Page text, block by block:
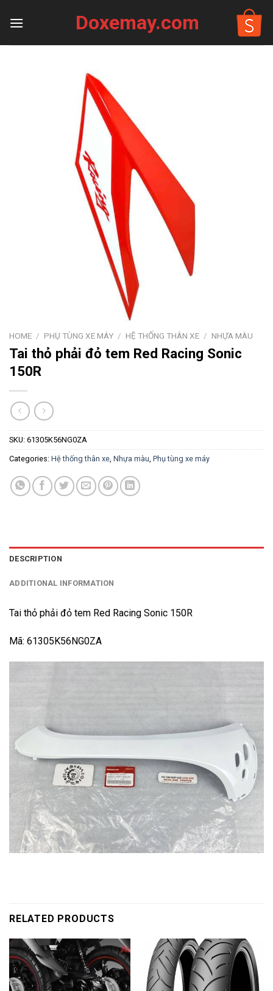
Doxemay.com
HOME / PHỤ TÙNG XE MÁY / HỆ THỐNG THÂN XE / NHỰA MÀU
Tai thỏ phải đỏ tem Red Racing Sonic
150R
SKU: 61305K56NG0ZA
Categories: Hệ thống thân xe, Nhựa màu, Phụ tùng xe máy
DESCRIPTION
ADDITIONAL INFORMATION
Tai thỏ phải đỏ tem Red Racing Sonic 150R
Mã: 61305K56NG0ZA
RELATED PRODUCTS